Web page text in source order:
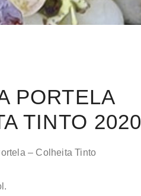
PORTELA
TINTO 2020
– Colheita Tinto